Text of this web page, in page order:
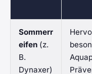
Sommerr
eifen (z.
B.
Dynaxer)